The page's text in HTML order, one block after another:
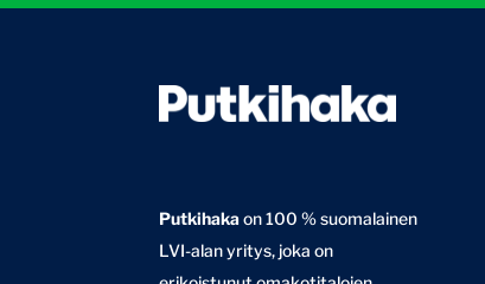
Putkihakaon 100 % suomalainen
LVI-alan yritys, joka on